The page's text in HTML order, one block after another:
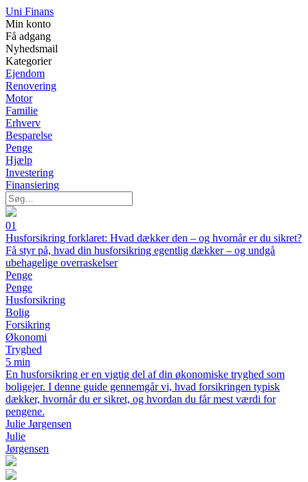
Uni Finans
Min konto
Få adgang
Nyhedsmail
Kategorier
Ejendom
Renovering
Motor
Familie
Erhverv
Besparelse
Penge
Hjælp
Investering
Finansiering
01
Husforsikring forklaret: Hvad dækker den – og hvornår er du sikret?
Få styr på, hvad din husforsikring egentlig dækker – og undgå
ubehagelige overraskelser
Penge
Penge
Husforsikring
Bolig
Forsikring
Økonomi
Tryghed
5 min
En husforsikring er en vigtig del af din økonomiske tryghed som
boligejer. I denne guide gennemgår vi, hvad forsikringen typisk
dækker, hvornår du er sikret, og hvordan du får mest værdi for
pengene.
Julie Jørgensen
Julie
Jørgensen